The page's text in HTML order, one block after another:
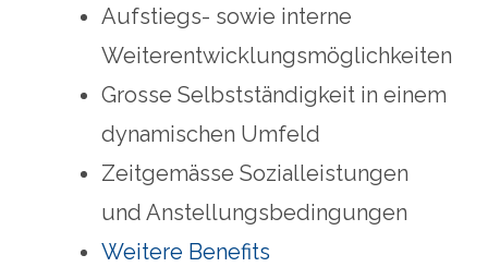
Aufstiegs- sowie interne
Weiterentwicklungsmöglichkeiten
Grosse Selbstständigkeit in einem
dynamischen Umfeld
Zeitgemässe Sozialleistungen
und Anstellungsbedingungen
Weitere Benefits